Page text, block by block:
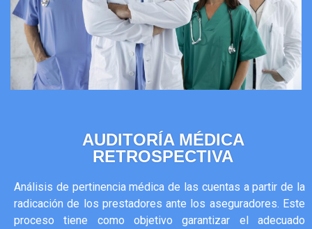
AUDITORÍA MÉDICA
RETROSPECTIVA
Análisis de pertinencia médica de las cuentas a partir de la
radicación de los prestadores ante los aseguradores. Este
proceso tiene como objetivo garantizar el adecuado